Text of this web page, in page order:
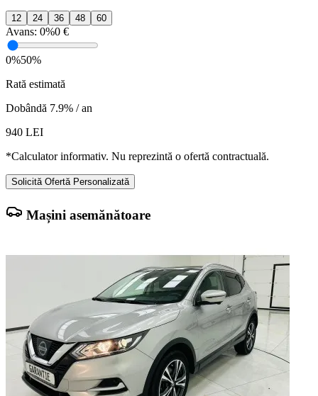
12 24 36 48 60
Avans: 0%0 €
0%50%
Rată estimată
Dobândă 7.9% / an
940 LEI
*Calculator informativ. Nu reprezintă o ofertă contractuală.
Solicită Ofertă Personalizată
Mașini asemănătoare